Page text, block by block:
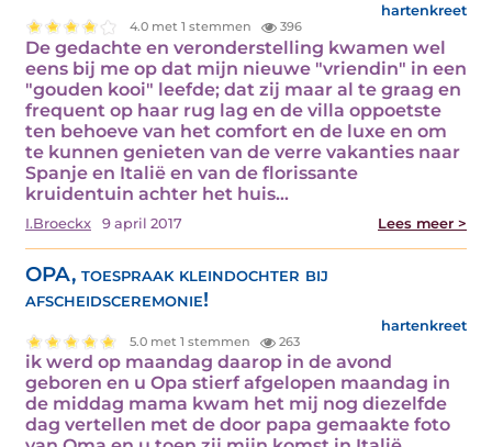
hartenkreet
4.0 met 1 stemmen 396
De gedachte en veronderstelling kwamen wel
eens bij me op dat mijn nieuwe "vriendin" in een
"gouden kooi" leefde; dat zij maar al te graag en
frequent op haar rug lag en de villa oppoetste
ten behoeve van het comfort en de luxe en om
te kunnen genieten van de verre vakanties naar
Spanje en Italië en van de florissante
kruidentuin achter het huis…
I.Broeckx 9 april 2017 Lees meer >
OPA, toespraak kleindochter bij
afscheidsceremonie!
hartenkreet
5.0 met 1 stemmen 263
ik werd op maandag daarop in de avond
geboren en u Opa stierf afgelopen maandag in
de middag mama kwam het mij nog diezelfde
dag vertellen met de door papa gemaakte foto